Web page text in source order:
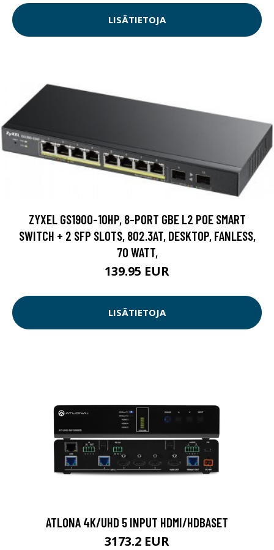
LISÄTIETOJA
ZYXEL GS1900-10HP, 8-PORT GBE L2 POE SMART
SWITCH + 2 SFP SLOTS, 802.3AT, DESKTOP, FANLESS,
70 WATT,
139.95 EUR
LISÄTIETOJA
ATLONA 4K/UHD 5 INPUT HDMI/HDBASET
3173.2 EUR